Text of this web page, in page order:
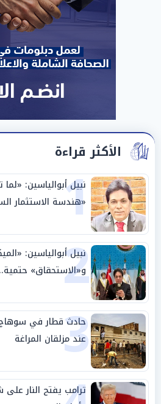
الأكثر قراءة
1
نبيل أبوالياسين: «لما
«هندسة الاستثمار
بالوطن» و«سيادة
2
نبيل أبوالياسين:
و«الاستحقاق»
الجامعة العربية
3
حادث قطار في
عند مزلقان المراغة
ترامب يفتح النار